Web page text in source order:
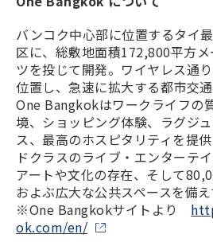
バンコク中心部に位置するタイ
区に、総敷地面積172,800平方
ツを投じて開発。ワイヤレス通
位置し、急速に拡大する都市交
One Bangkokはワークライフの
境、ショッピング体験、ラグジ
ス、最高のホスピタリティを提
ドクラスのライブ・エンターテ
アートや文化の存在、そして
およぶ広大な公共スペースを備え
※One Bangkokサイトより
ok.com/en/